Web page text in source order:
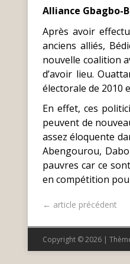
Alliance Gbagbo-
Après avoir
anciens alliés,
nouvelle coalition
d’avoir lieu.
électorale de 2010
En effet, ces
peuvent de
assez éloquente
Abengourou,
pauvres car ce
en compétition
← article précédent
Copyright © 2026 |